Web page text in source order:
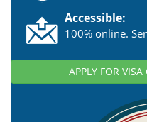
Accessible:
100% online.
APPLY FOR